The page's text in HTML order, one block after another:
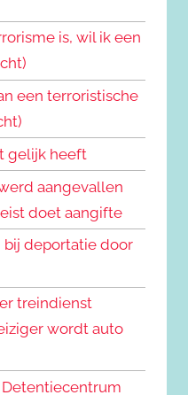
is, wil ik een
een terroristische
gelijk heeft
aangevallen
doet aangifte
bij deportatie door
treindienst
wordt auto